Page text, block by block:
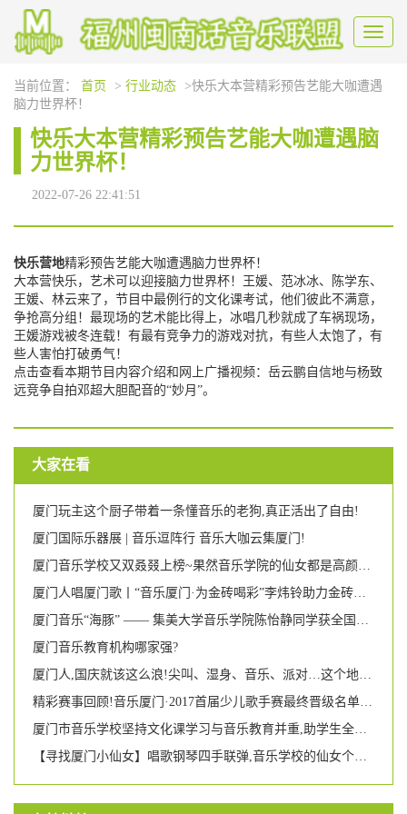
Toggle
当前位置： 首页 > 行业动态
>快乐大本营精彩预告艺能大咖遭遇
脑力世界杯！
快乐大本营精彩预告艺能大咖遭遇脑
力世界杯！
2022-07-26 22:41:51
快乐营地精彩预告艺能大咖遭遇脑力世界杯！
大本营快乐，艺术可以迎接脑力世界杯！王媛、范冰冰、陈学东、
王媛、林云来了，节目中最例行的文化课考试，他们彼此不满意，
争抢高分组！最现场的艺术能比得上，冰唱几秒就成了车祸现场，
王媛游戏被冬连载！有最有竞争力的游戏对抗，有些人太饱了，有
些人害怕打破勇气！
点击查看本期节目内容介绍和网上广播视频：岳云鹏自信地与杨致
远竞争自拍邓超大胆配音的“妙月”。
大家在看
厦门玩主这个厨子带着一条懂音乐的老狗,真正活出了自由!
厦门国际乐器展 | 音乐逗阵行 音乐大咖云集厦门!
厦门音乐学校又双叒叕上榜~果然音乐学院的仙女都是高颜多才多艺!
厦门人唱厦门歌丨“音乐厦门·为金砖喝彩”李炜铃助力金砖独唱音乐会
厦门音乐“海豚” —— 集美大学音乐学院陈怡静同学获全国游泳比赛第二名
厦门音乐教育机构哪家强?
厦门人,国庆就该这么浪!尖叫、湿身、音乐、派对…这个地方即将引爆每个人的荷尔蒙!
精彩赛事回顾!音乐厦门·2017首届少儿歌手赛最终晋级名单新鲜出炉!
厦门市音乐学校坚持文化课学习与音乐教育并重,助学生全面成长 两名女校友被美国名校录取
【寻找厦门小仙女】唱歌钢琴四手联弹,音乐学校的仙女个个都那么有才艺吗?